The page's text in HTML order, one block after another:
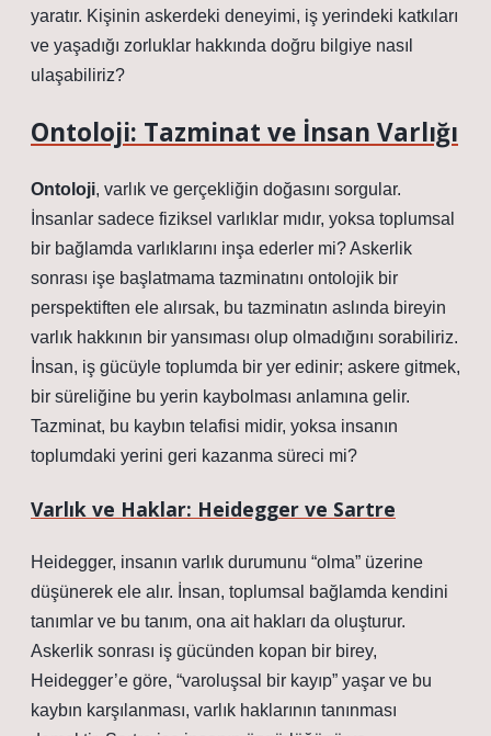
yaratır. Kişinin askerdeki deneyimi, iş yerindeki katkıları
ve yaşadığı zorluklar hakkında doğru bilgiye nasıl
ulaşabiliriz?
Ontoloji: Tazminat ve İnsan Varlığı
Ontoloji, varlık ve gerçekliğin doğasını sorgular.
İnsanlar sadece fiziksel varlıklar mıdır, yoksa toplumsal
bir bağlamda varlıklarını inşa ederler mi? Askerlik
sonrası işe başlatmama tazminatını ontolojik bir
perspektiften ele alırsak, bu tazminatın aslında bireyin
varlık hakkının bir yansıması olup olmadığını sorabiliriz.
İnsan, iş gücüyle toplumda bir yer edinir; askere gitmek,
bir süreliğine bu yerin kaybolması anlamına gelir.
Tazminat, bu kaybın telafisi midir, yoksa insanın
toplumdaki yerini geri kazanma süreci mi?
Varlık ve Haklar: Heidegger ve Sartre
Heidegger, insanın varlık durumunu “olma” üzerine
düşünerek ele alır. İnsan, toplumsal bağlamda kendini
tanımlar ve bu tanım, ona ait hakları da oluşturur.
Askerlik sonrası iş gücünden kopan bir birey,
Heidegger’e göre, “varoluşsal bir kayıp” yaşar ve bu
kaybın karşılanması, varlık haklarının tanınması